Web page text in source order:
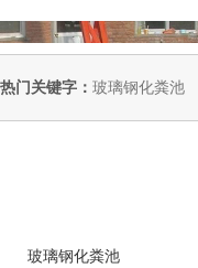
热门关键字： 玻璃钢化粪池
玻璃钢化粪池